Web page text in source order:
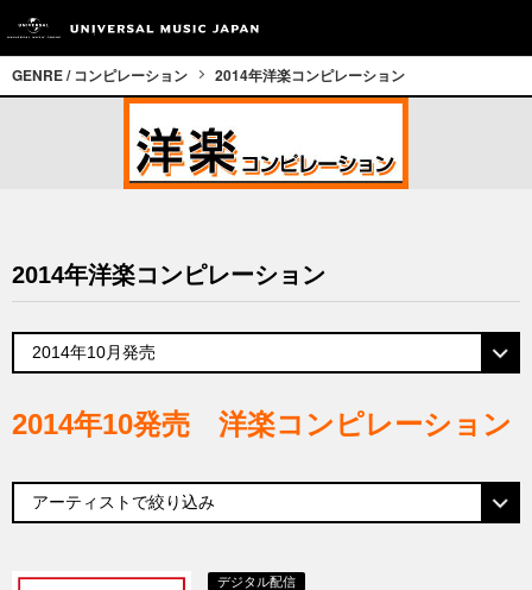
GENRE / コンピレーション 2014年洋楽コンピレーション
2014年洋楽コンピレーション
2014年10発売 洋楽コンピレーション
デジタル配信